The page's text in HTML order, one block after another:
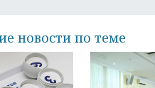
новости по теме